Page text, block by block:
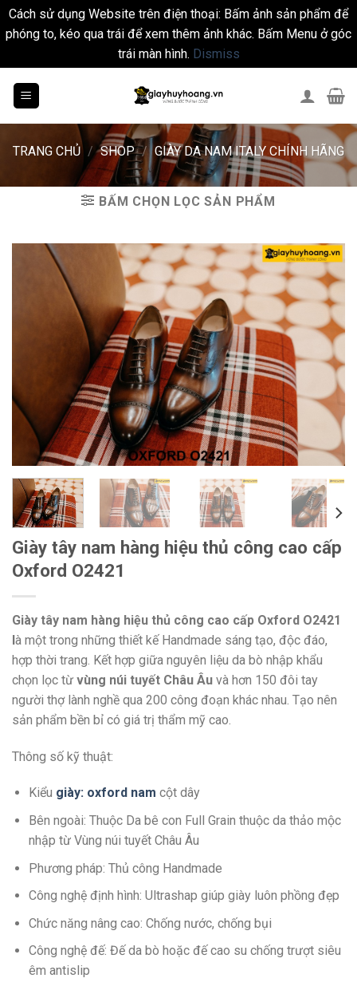
Cách sử dụng Website trên điện thoại: Bấm ảnh sản phẩm để
phóng to, kéo qua trái để xem thêm ảnh khác. Bấm Menu ở góc
trái màn hình. Dismiss
TRANG CHỦ / SHOP / GIÀY DA NAM ITALY CHÍNH HÃNG
BẤM CHỌN LỌC SẢN PHẨM
Giày tây nam hàng hiệu thủ công cao cấp
Oxford O2421
Giày tây nam hàng hiệu thủ công cao cấp Oxford O2421
là một trong những thiết kế Handmade sáng tạo, độc đáo,
hợp thời trang. Kết hợp giữa nguyên liệu da bò nhập khẩu
chọn lọc từ vùng núi tuyết Châu Âu và hơn 150 đôi tay
người thợ lành nghề qua 200 công đoạn khác nhau. Tạo nên
sản phẩm bền bỉ có giá trị thẩm mỹ cao.
Thông số kỹ thuật:
Kiểu giày: oxford nam cột dây
Bên ngoài: Thuộc Da bê con Full Grain thuộc da thảo mộc
nhập từ Vùng núi tuyết Châu Âu
Phương pháp: Thủ công Handmade
Công nghệ định hình: Ultrashap giúp giày luôn phồng đẹp
Chức năng nâng cao: Chống nước, chống bụi
Công nghệ đế: Đế da bò hoặc đế cao su chống trượt siêu
êm antislip